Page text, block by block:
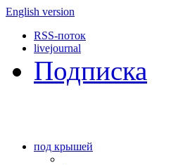
English version
RSS-поток
livejournal
Подписка
под крышей